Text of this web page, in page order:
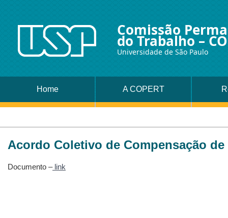
Comissão
do Trabalho –
Universidade de São Paulo
Home A COPERT
Acordo Coletivo de Compensação de
Documento –link